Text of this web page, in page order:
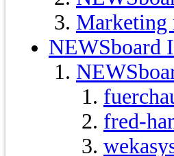
NEWSboard
fred-